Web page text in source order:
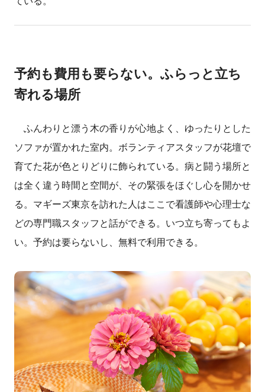
予約も費用も要らない。ふらっと立ち
寄れる場所
ふんわりと漂う木の香りが心地よく、ゆったりとした
ソファが置かれた室内。ボランティアスタッフが花壇で
育てた花が色とりどりに飾られている。病と闘う場所と
は全く違う時間と空間が、その緊張をほぐし心を開かせ
る。マギーズ東京を訪れた人はここで看護師や心理士な
どの専門職スタッフと話ができる。いつ立ち寄ってもよ
い。予約は要らないし、無料で利用できる。